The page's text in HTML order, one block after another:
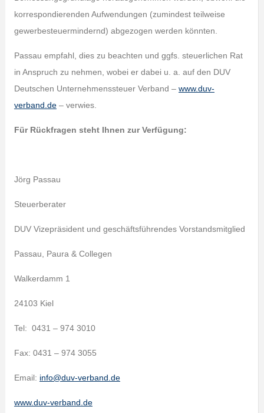
korrespondierenden Aufwendungen (zumindest teilweise
gewerbesteuermindernd) abgezogen werden könnten.
Passau empfahl, dies zu beachten und ggfs. steuerlichen Rat
in Anspruch zu nehmen, wobei er dabei u. a. auf den DUV
Deutschen Unternehmenssteuer Verband – www.duv-
verband.de– verwies.
Für Rückfragen steht Ihnen zur Verfügung:
Jörg Passau
Steuerberater
DUV Vizepräsident und geschäftsführendes Vorstandsmitglied
Passau, Paura & Collegen
Walkerdamm 1
24103 Kiel
Tel: 0431 – 974 3010
Fax: 0431 – 974 3055
Email: info@duv-verband.de
www.duv-verband.de